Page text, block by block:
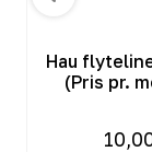
Hau
(Pris pr.